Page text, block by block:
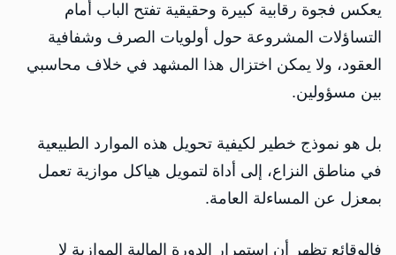
يعكس فجوة رقابية كبيرة وحقيقية تفتح الباب أمام
التساؤلات المشروعة حول أولويات الصرف وشفافية
العقود، ولا يمكن اختزال هذا المشهد في خلاف محاسبي
بين مسؤولين.
بل هو نموذج خطير لكيفية تحويل هذه الموارد الطبيعية
في مناطق النزاع، إلى أداة لتمويل هياكل موازية تعمل
بمعزل عن المساءلة العامة.
فالوقائع تظهر أن استمرار الدورة المالية الموازية لا